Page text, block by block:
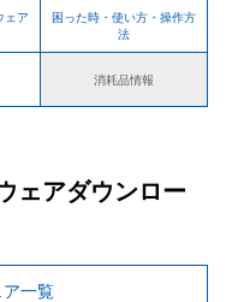
ェア
困った時・使い方・操作方
法
消耗品情報
ェアダウンロー
ア一覧